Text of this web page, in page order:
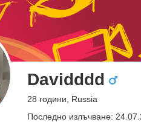
Davidddd
28 години, Russia
Последно излъчване: